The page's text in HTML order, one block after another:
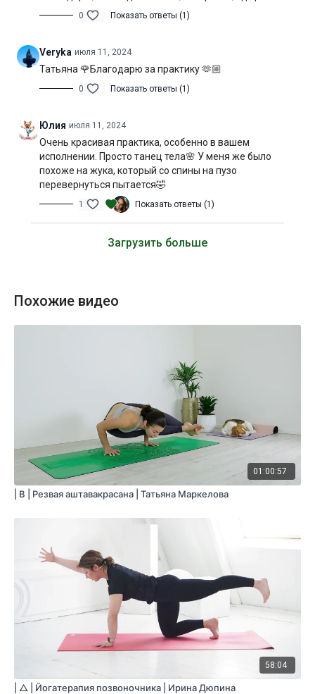
0 Показать ответы (1)
Veryka июля 11, 2024
Татьяна 🌹Благодарю за практику 🫶🏼
0 Показать ответы (1)
Юлия июля 11, 2024
Очень красивая практика, особенно в вашем
исполнении. Просто танец тела🌸 У меня же было
похоже на жука, который со спины на пузо
перевернуться пытается🤣
1 Показать ответы (1)
Загрузить больше
Похожие видео
01:00:57
| B | Резвая аштавакрасана | Татьяна Маркелова
58:04
| △ | Йогатерапия позвоночника | Ирина Дюпина